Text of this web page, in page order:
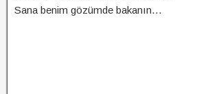
Sana benim gözümde bakanın…